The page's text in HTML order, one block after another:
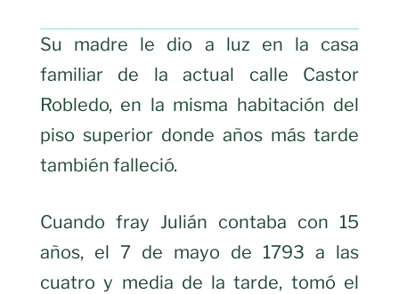
Su madre le dio a luz en la casa
familiar de la actual calle Castor
Robledo, en la misma habitación del
piso superior donde años más tarde
también falleció.
Cuando fray Julián contaba con 15
años, el 7 de mayo de 1793 a las
cuatro y media de la tarde, tomó el